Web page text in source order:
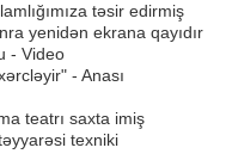
təsir edirmiş
yenidən ekrana qayıdır
- Video
- Anası
teatrı saxta imiş
texniki